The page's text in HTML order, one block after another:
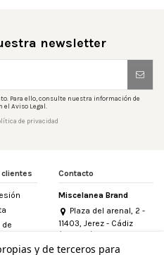
newsletter
Para ello, consulte nuestra información de
el Aviso Legal.
de privacidad
clientes
de
con
Contacto
Miscelanea Brand
Plaza del arenal, 2 -
11403, Jerez - Cádiz
(España)
956 155 340
y de terceros para